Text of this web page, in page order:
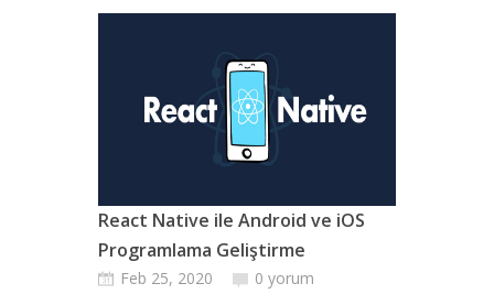
React Native ile Android ve iOS
Programlama Geliştirme
Feb 25, 2020
0 yorum